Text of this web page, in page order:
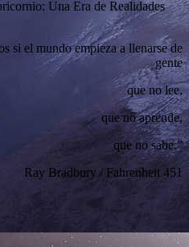
si el mundo empieza a llenarse de
gente
que no lee,
que no aprende,
que no sabe.”
Ray Bradbury / Fahrenheit 451